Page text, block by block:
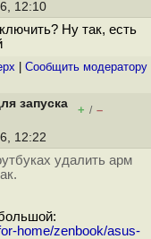
12:10
Ну так, есть
Cообщить модератору
запуска
+ / –
12:22
удалить арм
home/zenbook/asus-